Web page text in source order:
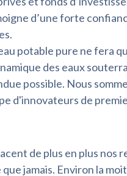
d’une forte
potable pure ne fera
des eaux
possible. Nous
d'innovateurs de
de plus en plus nos
jamais. Environ la